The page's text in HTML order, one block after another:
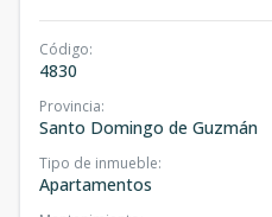
Código:
4830
Provincia:
Santo Domingo de Guzmán
Tipo de inmueble:
Apartamentos